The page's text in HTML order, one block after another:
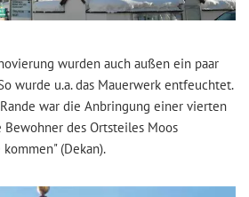
wurden auch außen ein paar
wurde u.a. das Mauerwerk entfeuchtet.
war die Anbringung einer vierten
Bewohner des Ortsteiles Moos
(Dekan).